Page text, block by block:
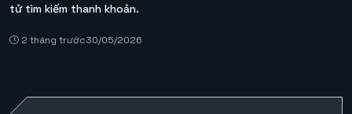
tử tìm kiếm thanh khoản.
2 tháng trước30/05/2026